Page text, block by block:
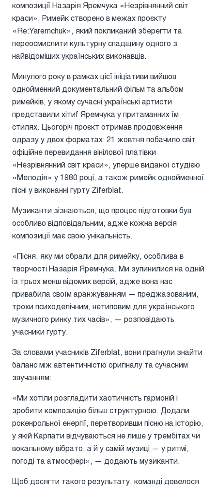
композиції Назарія Яремчука «Незрівнянний світ
краси». Римейк створено в межах проєкту
«Re:Yaremchuk», який покликаний зберегти та
переосмислити культурну спадщину одного з
найвідоміших українських виконавців.
Минулого року в рамках цієї ініціативи вийшов
однойменний документальний фільм та альбом
римейків, у якому сучасні українські артисти
представили хітиf Яремчука у притаманних їм
стилях. Цьогоріч проєкт отримав продовження
одразу у двох форматах: 21 жовтня побачило світ
офіційне перевидання вінілової платівки
«Незрівнянний світ краси», уперше виданої студією
«Мелодія» у 1980 році, а також римейк однойменної
пісні у виконанні гурту Ziferblat.
Музиканти зізнаються, що процес підготовки був
особливо відповідальним, адже кожна версія
композиції має свою унікальність.
«Пісня, яку ми обрали для римейку, особлива в
творчості Назарія Яремчука. Ми зупинилися на одній
із трьох менш відомих версій, адже вона нас
привабила своїм аранжуванням — преджазованим,
трохи психоделічним, нетиповим для українського
музичного ринку тих часів», — розповідають
учасники гурту.
За словами учасників Ziferblat, вони прагнули знайти
баланс між автентичністю оригіналу та сучасним
звучанням:
«Ми хотіли розгладити хаотичність гармоній і
зробити композицію більш структурною. Додали
рокенрольної енергії, перетворивши пісню на історію,
у якій Карпати відчуваються не лише у трембітах чи
вокальному вібрато, а й у самій музиці — у ритмі,
погоді та атмосфері», — додають музиканти.
Щоб досягти такого результату, команді довелося